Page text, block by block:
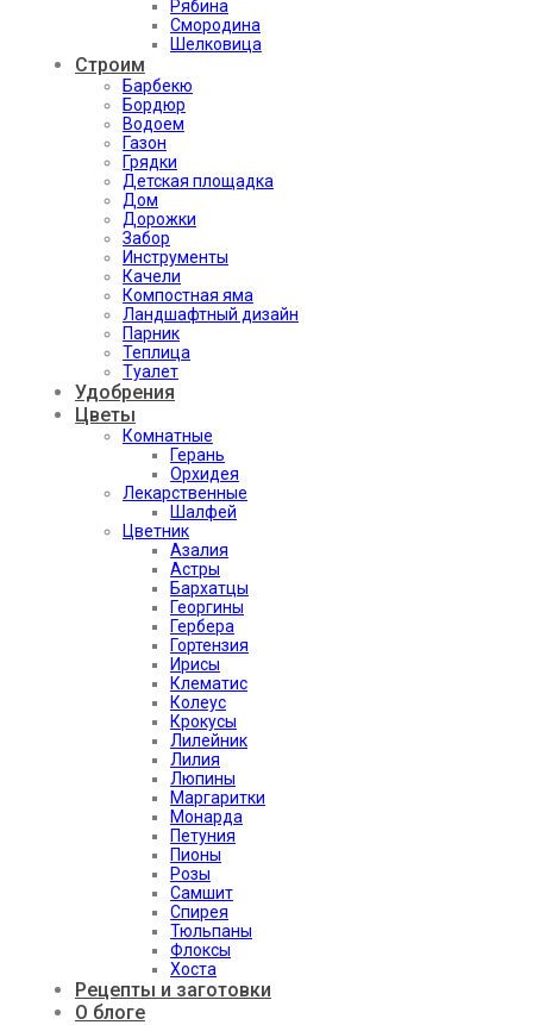
Рябина
Смородина
Шелковица
Строим
Барбекю
Бордюр
Водоем
Газон
Грядки
Детская площадка
Дом
Дорожки
Забор
Инструменты
Качели
Компостная яма
Ландшафтный дизайн
Парник
Теплица
Туалет
Удобрения
Цветы
Комнатные
Герань
Орхидея
Лекарственные
Шалфей
Цветник
Азалия
Астры
Бархатцы
Георгины
Гербера
Гортензия
Ирисы
Клематис
Колеус
Крокусы
Лилейник
Лилия
Люпины
Маргаритки
Монарда
Петуния
Пионы
Розы
Самшит
Спирея
Тюльпаны
Флоксы
Хоста
Рецепты и заготовки
О блоге